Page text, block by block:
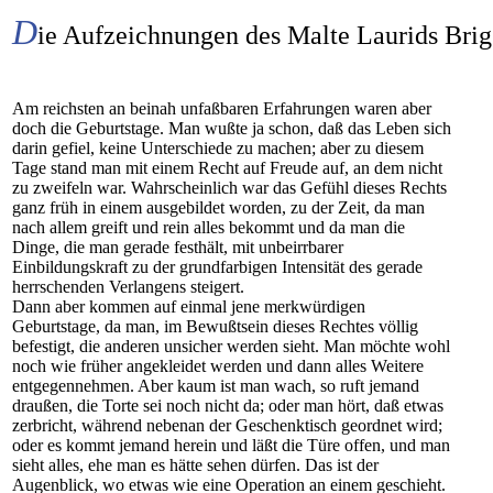
Die Aufzeichnungen des Malte Laurids
Am reichsten an beinah unfaßbaren Erfahrungen waren aber
doch die Geburtstage. Man wußte ja schon, daß das Leben sich
darin gefiel, keine Unterschiede zu machen; aber zu diesem
Tage stand man mit einem Recht auf Freude auf, an dem nicht
zu zweifeln war. Wahrscheinlich war das Gefühl dieses Rechts
ganz früh in einem ausgebildet worden, zu der Zeit, da man
nach allem greift und rein alles bekommt und da man die
Dinge, die man gerade festhält, mit unbeirrbarer
Einbildungskraft zu der grundfarbigen Intensität des gerade
herrschenden Verlangens steigert.
Dann aber kommen auf einmal jene merkwürdigen
Geburtstage, da man, im Bewußtsein dieses Rechtes völlig
befestigt, die anderen unsicher werden sieht. Man möchte wohl
noch wie früher angekleidet werden und dann alles Weitere
entgegennehmen. Aber kaum ist man wach, so ruft jemand
draußen, die Torte sei noch nicht da; oder man hört, daß etwas
zerbricht, während nebenan der Geschenktisch geordnet wird;
oder es kommt jemand herein und läßt die Türe offen, und man
sieht alles, ehe man es hätte sehen dürfen. Das ist der
Augenblick, wo etwas wie eine Operation an einem geschieht.